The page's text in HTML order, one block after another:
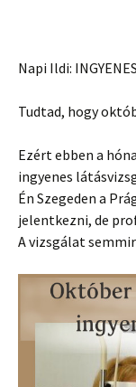
Napi Ildi:
Tudtad, hogy
Ezért ebben a
ingyenes
Én Szegeden a
jelentkezni, de
A vizsgálat